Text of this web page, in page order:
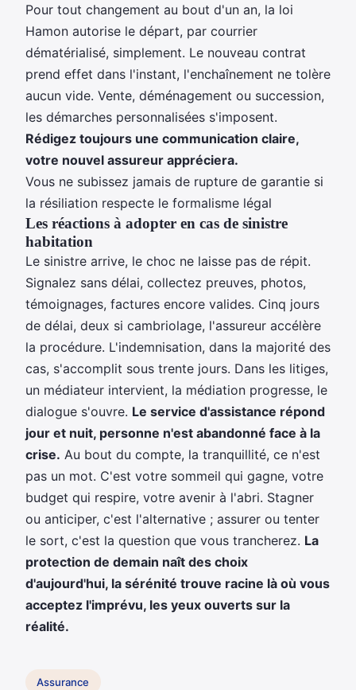
Pour tout changement au bout d'un an, la loi
Hamon autorise le départ, par courrier
dématérialisé, simplement. Le nouveau contrat
prend effet dans l'instant, l'enchaînement ne tolère
aucun vide. Vente, déménagement ou succession,
les démarches personnalisées s'imposent.
Rédigez toujours une communication claire,
votre nouvel assureur appréciera.
Vous ne subissez jamais de rupture de garantie si
la résiliation respecte le formalisme légal
Les réactions à adopter en cas de sinistre
habitation
Le sinistre arrive, le choc ne laisse pas de répit.
Signalez sans délai, collectez preuves, photos,
témoignages, factures encore valides. Cinq jours
de délai, deux si cambriolage, l'assureur accélère
la procédure. L'indemnisation, dans la majorité des
cas, s'accomplit sous trente jours. Dans les litiges,
un médiateur intervient, la médiation progresse, le
dialogue s'ouvre. Le service d'assistance répond
jour et nuit, personne n'est abandonné face à la
crise. Au bout du compte, la tranquillité, ce n'est
pas un mot. C'est votre sommeil qui gagne, votre
budget qui respire, votre avenir à l'abri. Stagner
ou anticiper, c'est l'alternative ; assurer ou tenter
le sort, c'est la question que vous trancherez. La
protection de demain naît des choix
d'aujourd'hui, la sérénité trouve racine là où vous
acceptez l'imprévu, les yeux ouverts sur la
réalité.
Assurance